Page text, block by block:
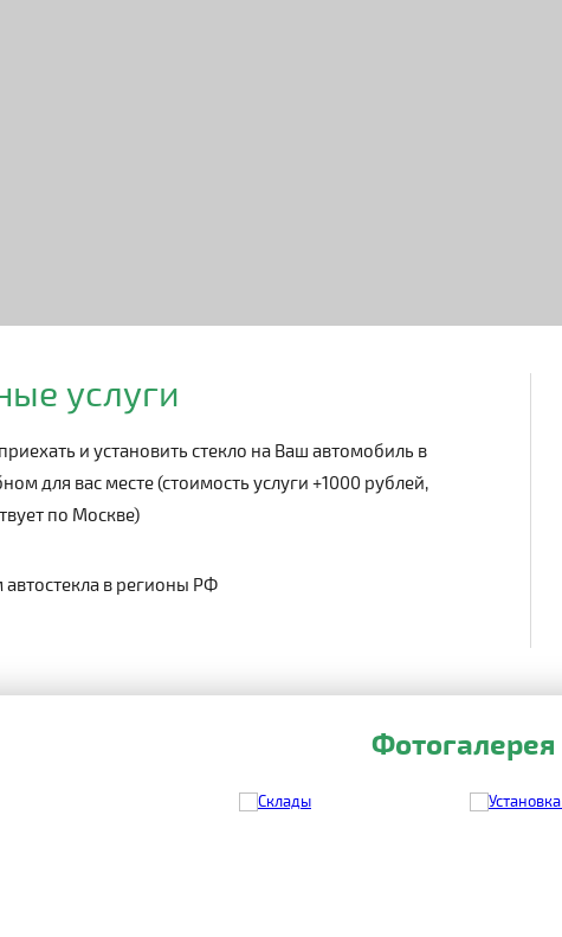
услуги
и установить стекло на Ваш автомобиль в
для вас месте (стоимость услуги +1000 рублей,
по Москве)
автостекла в регионы РФ
Фотогалерея